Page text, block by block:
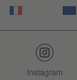
Instagram